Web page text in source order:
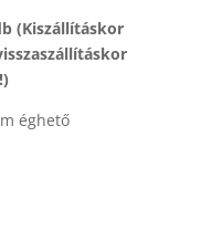
(Kiszállításkor
éghető